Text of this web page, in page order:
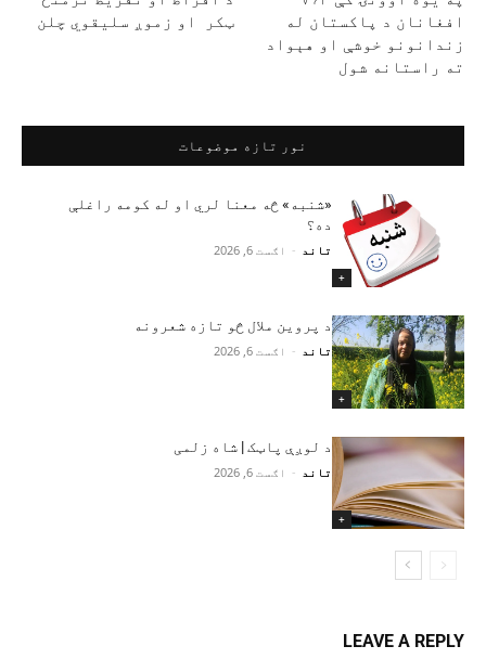
ټکر او زموږ سليقوي چلن
افغانان د پاکستان له
زندانونو خوشې او هېواد
ته راستانه شول
نور تازه موضوعات
+
«شنبه» څه معنا لري او له کومه راغلې
ده؟
تاند - اګست 6, 2026
+
د پروین ملال څو تازه شعرونه
تاند - اګست 6, 2026
+
د لوږې پاټک | شاه زلمی
تاند - اګست 6, 2026
LEAVE A REPLY